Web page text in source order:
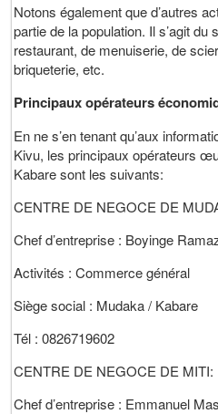
Notons également que d’autres
partie de la population. Il s’agit du
restaurant, de menuiserie, de
briqueterie, etc.
Principaux opérateurs
En ne s’en tenant qu’aux
Kivu, les principaux opérateurs
Kabare sont les suivants:
CENTRE DE NEGOCE DE
Chef d’entreprise : Boyinge
Activités : Commerce général
Siège social : Mudaka / Kabare
Tél : 0826719602
CENTRE DE NEGOCE DE MITI:
Chef d’entreprise : Emmanuel